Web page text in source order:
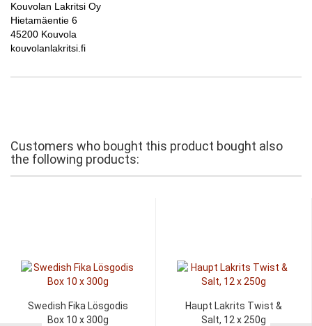
Kouvolan Lakritsi Oy
Hietamäentie 6
45200 Kouvola
kouvolanlakritsi.fi
Customers who bought this product bought also
the following products:
Swedish Fika Lösgodis
Box 10 x 300g
Haupt Lakrits Twist &
Salt, 12 x 250g